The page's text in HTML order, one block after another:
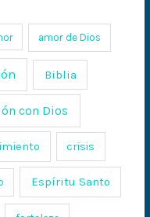
amor de Dios
Biblia
con Dios
crisis
Espíritu Santo